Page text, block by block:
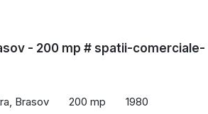
- 200 mp # spatii-comerciale-
Brasov 200 mp 1980